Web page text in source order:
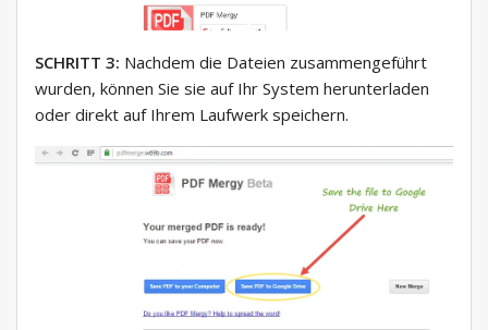
SCHRITT 3: Nachdem die Dateien zusammengeführt
wurden, können Sie sie auf Ihr System herunterladen
oder direkt auf Ihrem Laufwerk speichern.